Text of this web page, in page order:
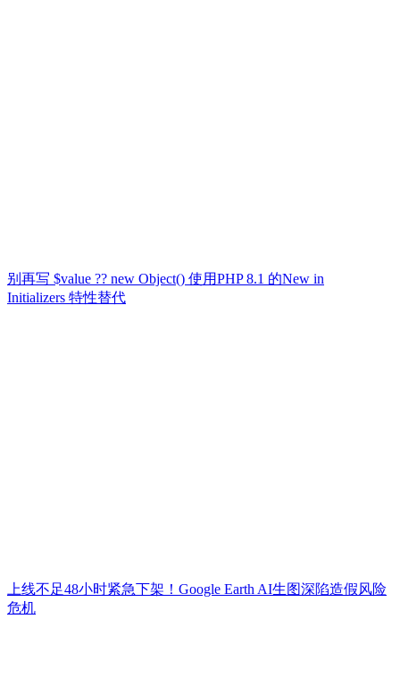
别再写 $value ?? new Object() 使用PHP 8.1 的New in
Initializers 特性替代
上线不足48小时紧急下架！Google Earth AI生图深陷造假风险
危机